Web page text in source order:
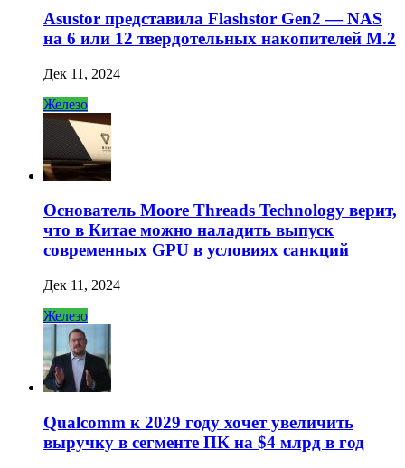
Asustor представила Flashstor Gen2 — NAS
на 6 или 12 твердотельных накопителей M.2
Дек 11, 2024
Железо
Основатель Moore Threads Technology верит,
что в Китае можно наладить выпуск
современных GPU в условиях санкций
Дек 11, 2024
Железо
Qualcomm к 2029 году хочет увеличить
выручку в сегменте ПК на $4 млрд в год